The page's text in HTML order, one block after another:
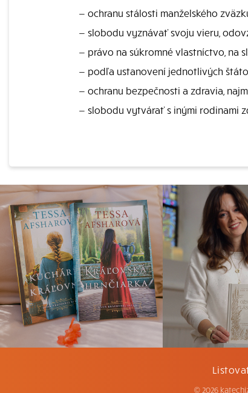
— ochranu stálosti manželského
— slobodu vyznávať svoju vieru,
— právo na súkromné vlastníctvo, na
— podľa ustanovení jednotlivých
— ochranu bezpečnosti a zdravia,
— slobodu vytvárať s inými rodinami
© 2026